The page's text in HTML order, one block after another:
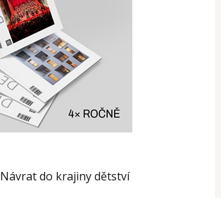
Návrat do krajiny dětství